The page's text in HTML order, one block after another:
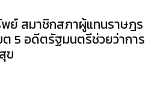
ย์ สมาชิกสภาผู้แทนราษฎร
5 อดีตรัฐมนตรีช่วยว่าการ
ข